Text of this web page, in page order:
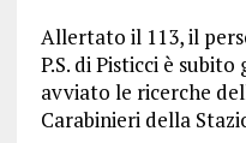
Allertato il 113, il
P.S. di Pisticci è
avviato le ricerche
Carabinieri della